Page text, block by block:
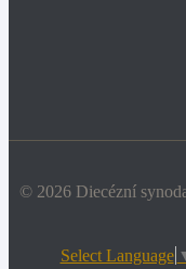
© 2026 Diecézní
Select Language